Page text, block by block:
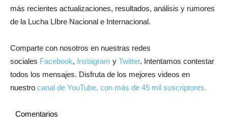
más recientes actualizaciones, resultados, análisis y rumores
de la Lucha LIbre Nacional e Internacional.
Comparte con nosotros en nuestras redes
sociales Facebook, Instagram y Twitter. Intentamos contestar
todos los mensajes. Disfruta de los mejores videos en
nuestro canal de YouTube, con más de 45 mil suscriptores.
Comentarios